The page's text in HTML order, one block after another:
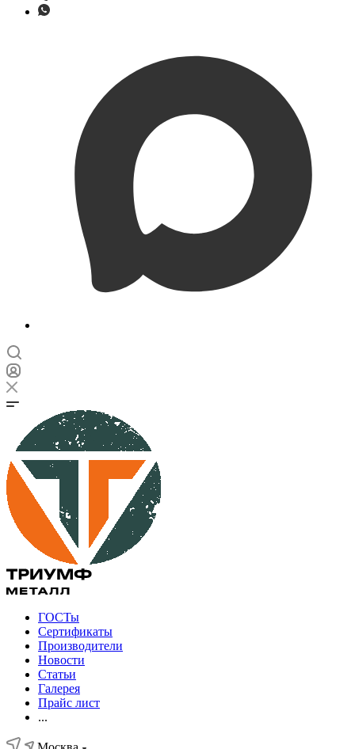
ГОСТы
Сертификаты
Производители
Новости
Статьи
Галерея
Прайс лист
...